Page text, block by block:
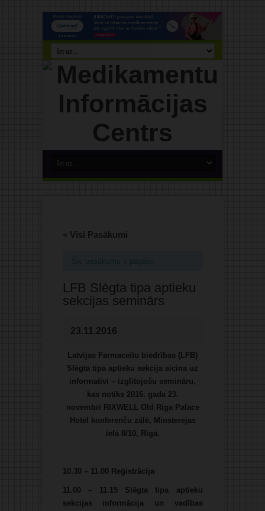
« Visi Pasākumi
Šis pasākums ir pagājis.
LFB Slēgta tipa aptieku
sekcijas seminārs
23.11.2016
Latvijas Farmaceitu biedrības (LFB)
Slēgta tipa aptieku sekcija aicina uz
informatīvi – izglītojošu semināru,
kas notiks 2016. gada 23.
novembrī RIXWELL Old Riga Palace
Hotel konferenču zālē, Minsterejas
ielā 8/10, Rīgā.
10.30 – 11.00 Reģistrācija
11.00 – 11.15
Slēgta tipa aptieku
sekcijas informācija un vadības